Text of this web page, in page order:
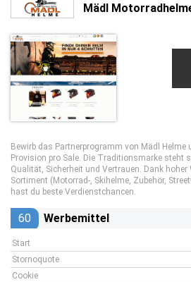
Mädl
Bewirb das Partnerprogramm von Mädl Helme
Provision pro Sale. Die Traditionsmarke steht
Qualität, Sicherheit und Vertrauen. Dank hoher
Sortiment (Motorrad-, Skihelme, Zubehör,
hast du beste Verdienstchancen.
60 Werbemittel
Start
Stornoquote
Cookie